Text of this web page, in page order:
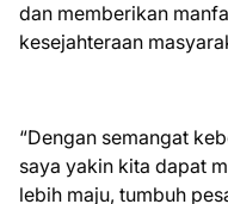
dan memberikan
kesejahteraan
“Dengan semangat
saya yakin kita dapat
lebih maju, tumbuh